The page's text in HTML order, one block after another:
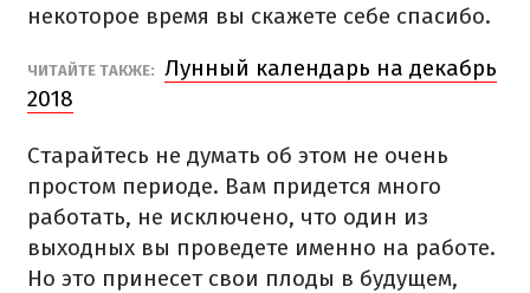
некоторое время вы скажете себе спасибо.
ЧИТАЙТЕ ТАКЖЕ: Лунный календарь на декабрь
2018
Старайтесь не думать об этом не очень
простом периоде. Вам придется много
работать, не исключено, что один из
выходных вы проведете именно на работе.
Но это принесет свои плоды в будущем,